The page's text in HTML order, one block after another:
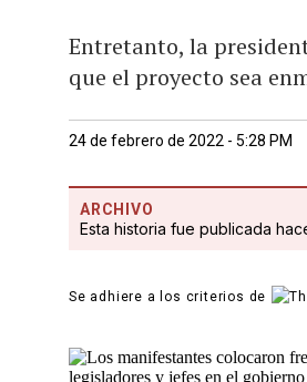
Entretanto, la
que el proyecto sea
24 de febrero de 2022 - 5:28 PM
ARCHIVO
Esta historia fue publicada
Se adhiere a los criterios de